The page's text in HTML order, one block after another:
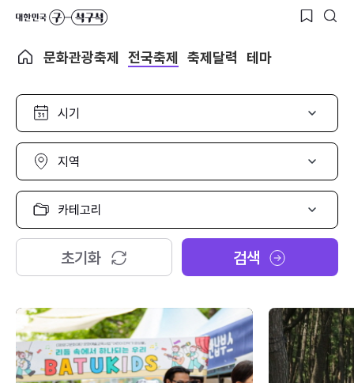
문화관광축제 전국축제 축제달력 테마
시
선
택
지
선
택
카
고
리
택
초기화 검색